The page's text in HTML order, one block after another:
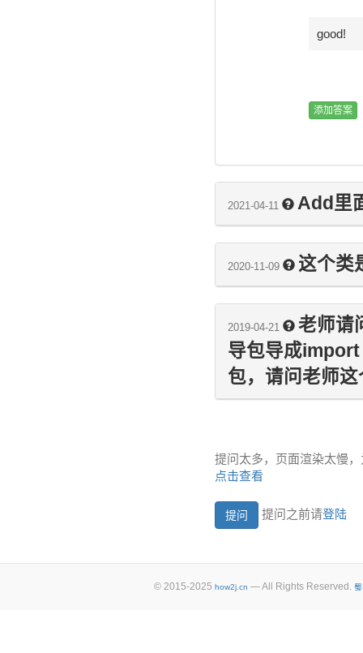
good!
2021-04-11 Add里
2020-11-09 这个类
2019-04-21
老师请
导包导成
包，请问老师
提问太多，页面渲染太慢
点击查看
提问之前请登陆
© 2015-2025 how2j.cn — All Rights Reserved.